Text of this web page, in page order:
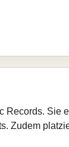
Records. Sie
Zudem